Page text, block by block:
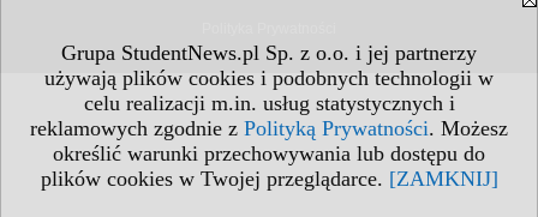
Grupa StudentNews.pl Sp. z o.o. i jej partnerzy
używają plików cookies i podobnych technologii w
celu realizacji m.in. usług statystycznych i
reklamowych zgodnie z Polityką Prywatności. Możesz
określić warunki przechowywania lub dostępu do
plików cookies w Twojej przeglądarce. [ZAMKNIJ]